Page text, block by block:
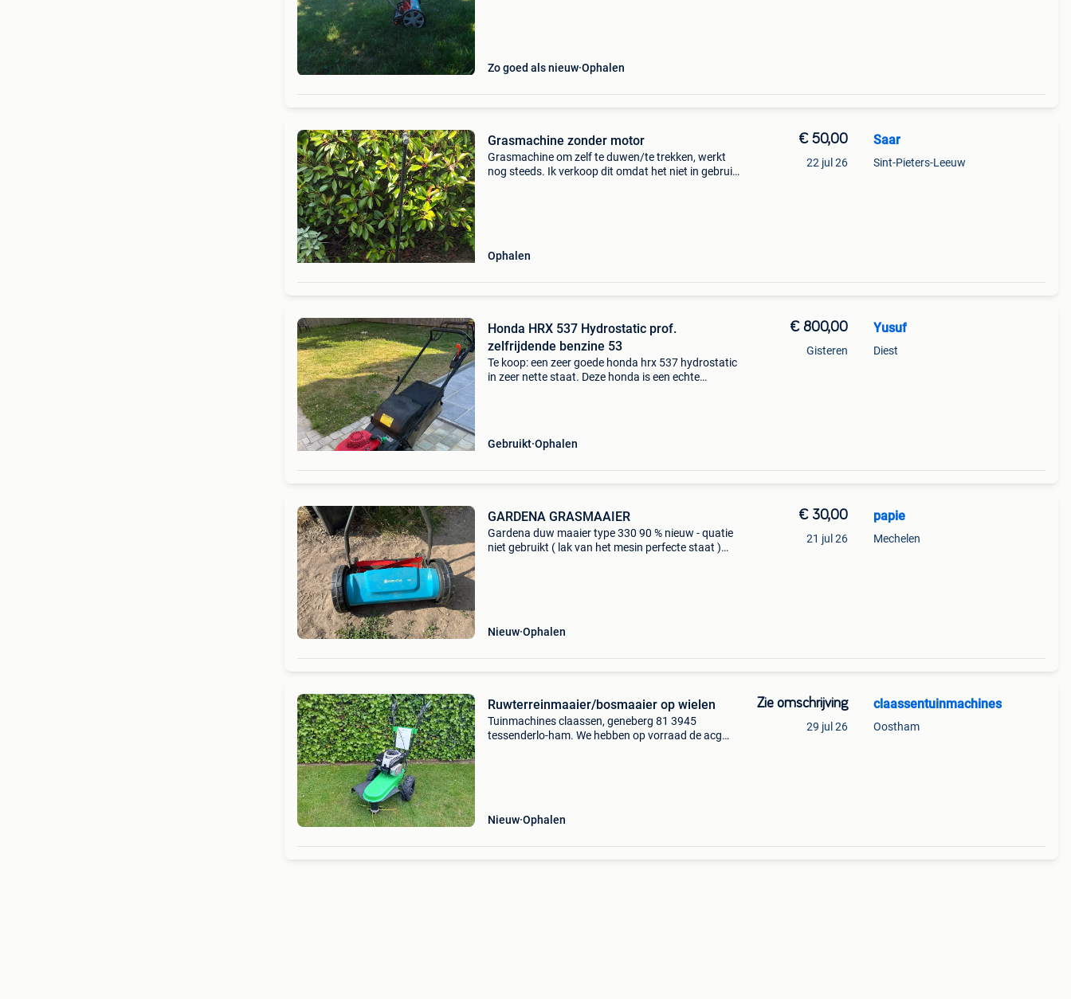
Zo goed als nieuw Ophalen
Grasmachine zonder motor
Grasmachine om zelf te duwen/te trekken, werkt
nog steeds. Ik verkoop dit omdat het niet in gebruik
Ophalen
€ 50,00
22 jul 26
Saar
Sint-Pieters-Leeuw
Honda HRX 537 Hydrostatic prof.
zelfrijdende benzine 53
Te koop: een zeer goede honda hrx 537 hydrostatic
in zeer nette staat. Deze honda is een echte
Gebruikt Ophalen
€ 800,00
Gisteren
Yusuf
Diest
GARDENA GRASMAAIER
Gardena duw maaier type 330 90 % nieuw - quatie
niet gebruikt ( lak van het mesin perfecte staat )
Nieuw Ophalen
€ 30,00
21 jul 26
papie
Mechelen
Ruwterreinmaaier/bosmaaier op wielen
Tuinmachines claassen, geneberg 81 3945
tessenderlo-ham. We hebben op vorraad de acg
Nieuw Ophalen
Zie omschrijving
29 jul 26
claassentuinmachines
Oostham